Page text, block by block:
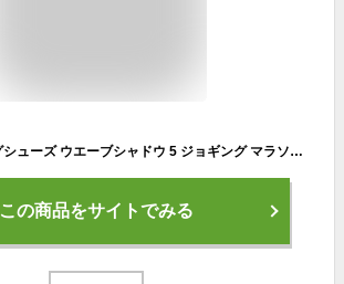
[ミズノ] ランニングシューズ ウエーブシャドウ 5 ジョギング マラソン スポーツ トレーニング 軽量 ダークグレー×シルバー×ブラック 26.5 cm 3E
この商品をサイトでみる